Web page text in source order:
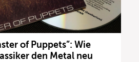
of Puppets”: Wie
den Metal neu